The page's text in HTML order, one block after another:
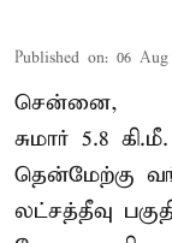
Published on: 06 Aug
சென்னை,
சுமார் 5.8
தென்மேற்கு
லட்சத்தீவு